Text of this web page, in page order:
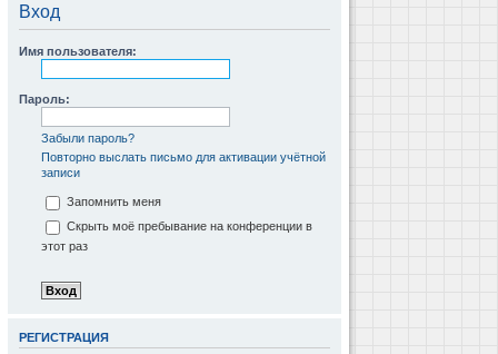
Вход
Имя пользователя:
Пароль:
Забыли пароль?
Повторно выслать письмо для активации учётной
записи
Запомнить меня
Скрыть моё пребывание на конференции в
этот раз
РЕГИСТРАЦИЯ